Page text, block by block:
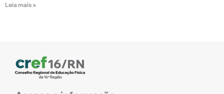
Leia mais »